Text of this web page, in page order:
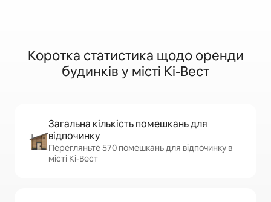
Коротка статистика щодо оренди
будинків у місті Кі-Вест
Загальна кількість помешкань для
відпочинку
Перегляньте 570 помешкань для відпочинку в
місті Кі-Вест